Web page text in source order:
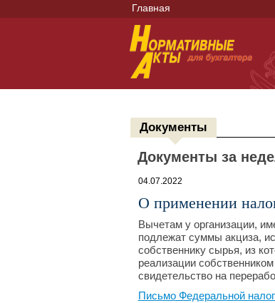
Главная
Документы
Документы за
04.07.2022
О применении
Вычетам у организации,
подлежат суммы акциза,
собственнику сырья, из
реализации
свидетельство на
Письмо Федеральной